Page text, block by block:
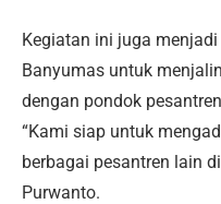
Kegiatan ini juga
Banyumas untuk
dengan pondok
“Kami siap untuk
berbagai pesantren lain
Purwanto.